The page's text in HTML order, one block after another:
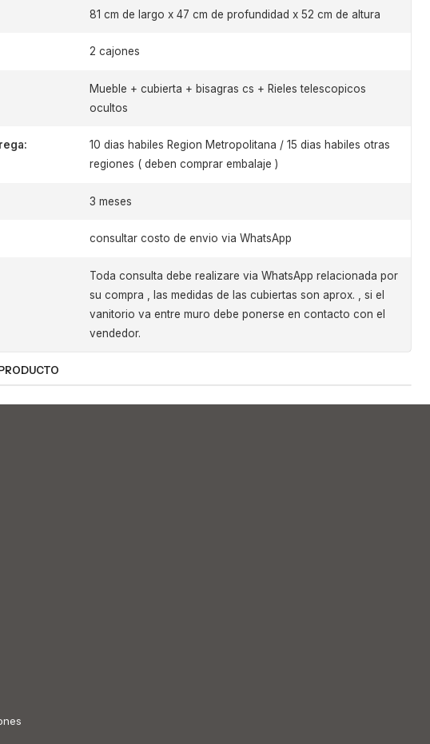
81 cm de largo x 47 cm de profundidad x 52 cm de altura
2 cajones
Mueble + cubierta + bisagras cs + Rieles telescopicos
ocultos
10 dias habiles Region Metropolitana / 15 dias habiles otras
regiones ( deben comprar embalaje )
3 meses
consultar costo de envio via WhatsApp
Toda consulta debe realizare via WhatsApp relacionada por
su compra , las medidas de las cubiertas son aprox. , si el
vanitorio va entre muro debe ponerse en contacto con el
vendedor.